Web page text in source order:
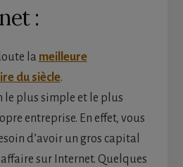
:
la meilleure
du siècle.
le plus simple et le plus
entreprise. En effet, vous
d’avoir un gros capital
sur Internet. Quelques